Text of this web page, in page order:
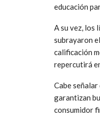
educación
A su vez, los
subrayaron
calificación
repercutirá
Cabe señalar
garantizan
consumidor